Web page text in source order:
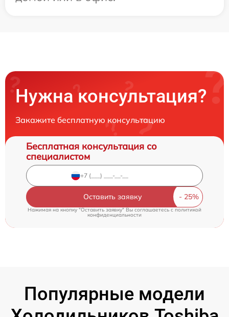
Нужна консультация?
Закажите бесплатную консультацию
Бесплатная консультация со
специалистом
Оставить заявку
Нажимая на кнопку "Оставить заявку" Вы соглашаетесь cполитикой
конфиденциальности
Популярные модели